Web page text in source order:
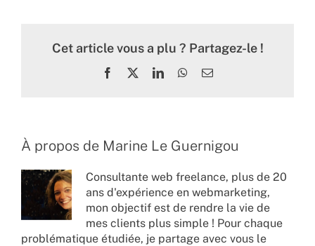
Cet article vous a plu ? Partagez-le !
Facebook LinkedInWhatsApp
Email
À propos de Marine Le Guernigou
Consultante web freelance, plus de 20
ans d'expérience en webmarketing,
mon objectif est de rendre la vie de
mes clients plus simple ! Pour chaque
problématique étudiée, je partage avec vous le